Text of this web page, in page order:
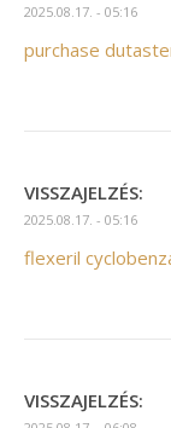
2025.08.17. - 05:16
purchase
VISSZAJELZÉS:
2025.08.17. - 05:16
flexeril
VISSZAJELZÉS: